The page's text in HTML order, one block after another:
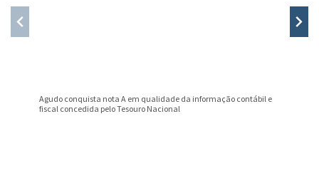
Agudo conquista nota A em qualidade da informação contábil e
fiscal concedida pelo Tesouro Nacional